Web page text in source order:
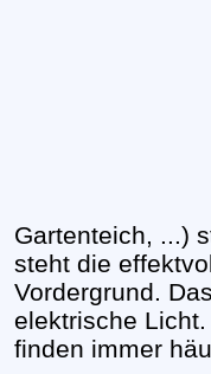
Gartenteich, ...)
steht die
Vordergrund.
elektrische
finden immer